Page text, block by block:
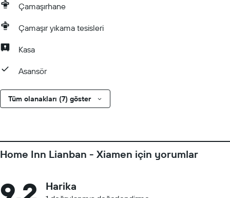
Çamaşırhane
Çamaşır yıkama tesisleri
Kasa
Asansör
Tüm olanakları (7) göster
Home Inn Lianban - Xiamen için yorumlar
Harika